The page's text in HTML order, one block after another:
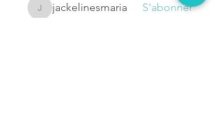
jackelinesmaria
jackelinesmaria
S'abonner